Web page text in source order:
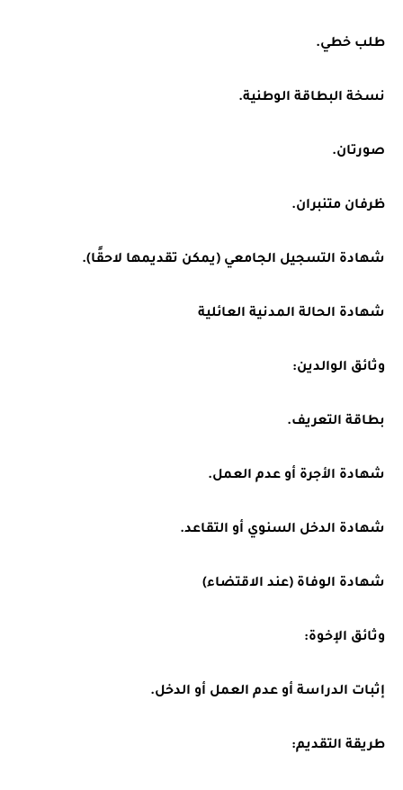
طلب خطي.
نسخة البطاقة الوطنية.
صورتان.
ظرفان متنبران.
شهادة التسجيل الجامعي (يمكن تقديمها لاحقًا).
شهادة الحالة المدنية العائلية
وثائق الوالدين:
بطاقة التعريف.
شهادة الأجرة أو عدم العمل.
شهادة الدخل السنوي أو التقاعد.
شهادة الوفاة (عند الاقتضاء)
وثائق الإخوة:
إثبات الدراسة أو عدم العمل أو الدخل.
طريقة التقديم: